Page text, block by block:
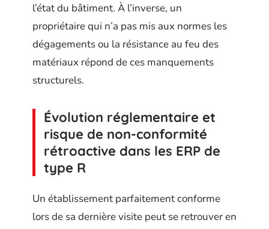
l’état du bâtiment. À l’inverse, un
propriétaire qui n’a pas mis aux normes les
dégagements ou la résistance au feu des
matériaux répond de ces manquements
structurels.
Évolution réglementaire et
risque de non-conformité
rétroactive dans les ERP de
type R
Un établissement parfaitement conforme
lors de sa dernière visite peut se retrouver en